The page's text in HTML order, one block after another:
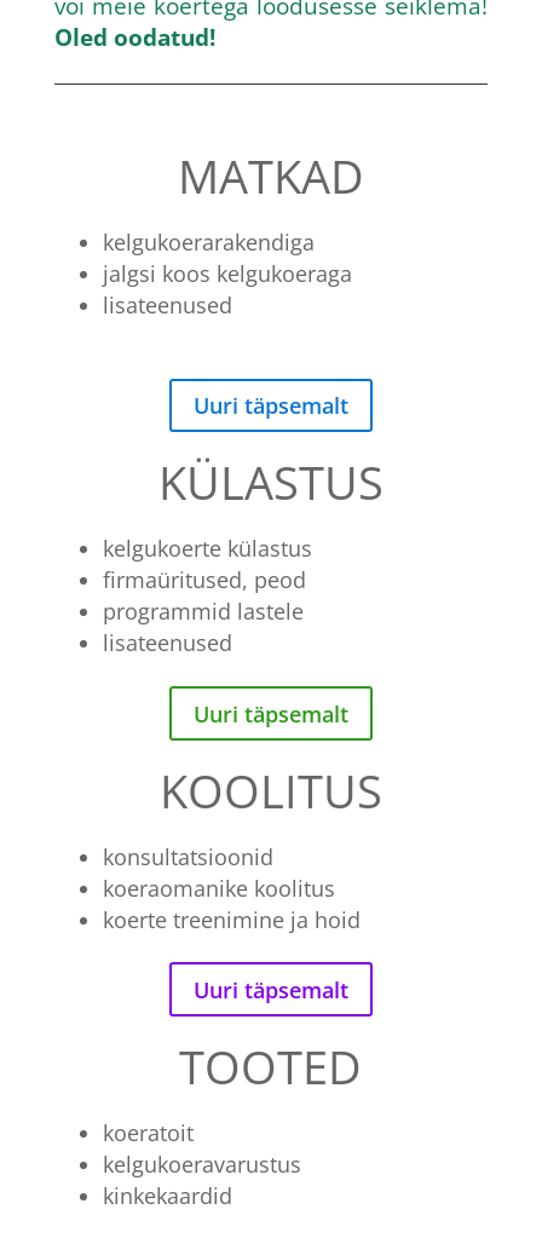
Oled oodatud!
MATKAD
kelgukoerarakendiga
jalgsi koos kelgukoeraga
lisateenused
Uuri täpsemalt
KÜLASTUS
kelgukoerte külastus
firmaüritused, peod
programmid lastele
lisateenused
Uuri täpsemalt
KOOLITUS
konsultatsioonid
koeraomanike koolitus
koerte treenimine ja hoid
Uuri täpsemalt
TOOTED
koeratoit
kelgukoeravarustus
kinkekaardid